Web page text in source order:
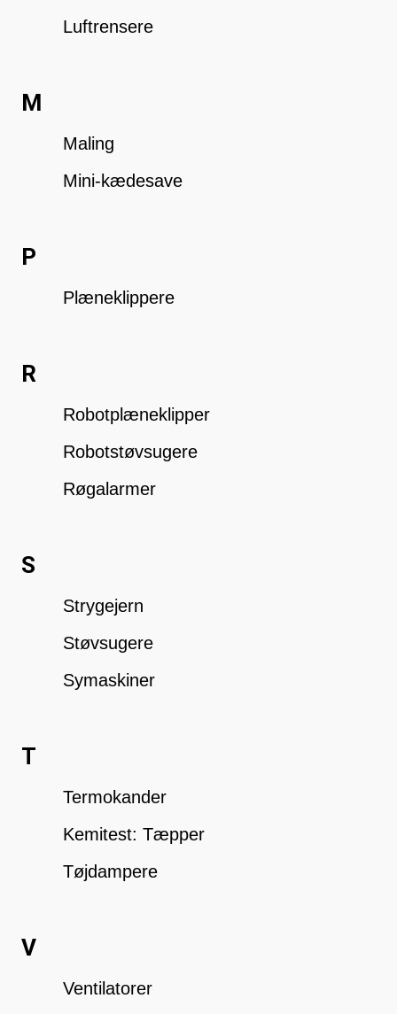
Luftrensere
M
Maling
Mini-kædesave
P
Plæneklippere
R
Robotplæneklipper
Robotstøvsugere
Røgalarmer
S
Strygejern
Støvsugere
Symaskiner
T
Termokander
Kemitest: Tæpper
Tøjdampere
V
Ventilatorer